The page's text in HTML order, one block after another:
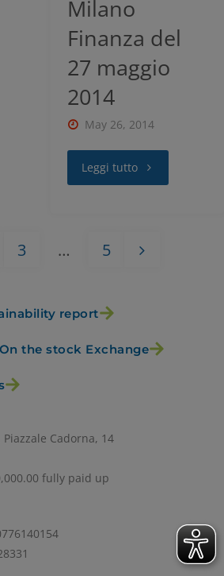
Milano
Finanza del
27 maggio
2014
May 26, 2014
Leggi tutto
3 … 5
report
the stock Exchange
Cadorna, 14
fully paid up
COOKIES
ACCETTA